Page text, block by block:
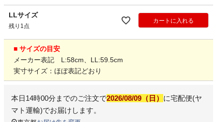
LLサイズ
残り1点
カートに入れる
■ サイズの目安
メーカー表記 L:58cm、LL:59.5cm
実寸サイズ：ほぼ表記どおり
本日14時00分 までのご注文で2026/08/09（日） に宅配便(ヤ
マト運輸)でお届けします。